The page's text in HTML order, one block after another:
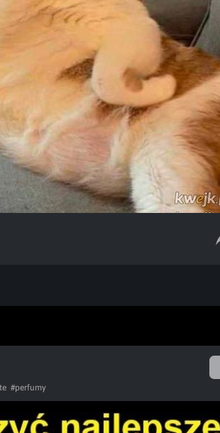
#perfumy